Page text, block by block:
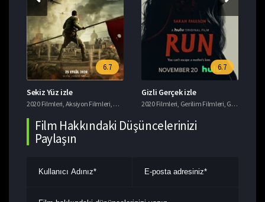
Macera Filmleri
Komedi Filmleri,Macera Filmleri
6.7
Sekiz Yüz izle
2020 Filmleri Aksiyon Filmleri Dram Filmleri, Tarih Filmleri
6.7
Gizli Gerçek izle
2020 Filmleri Gerilim Filmleri Gizem Filmleri
Film Hakkındaki Düşüncelerinizi
Paylaşın